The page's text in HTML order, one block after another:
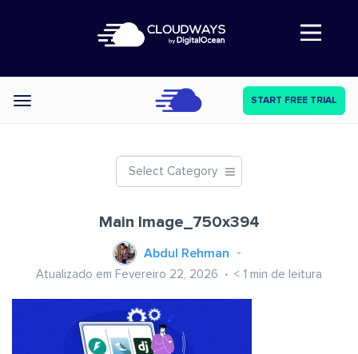
Abre a navegação
Categories START FREE TRIAL
Select Category
Main Image_750x394
Abdul Rehman
Atualizado em Fevereiro 22, 2026 < 1 min de leitura